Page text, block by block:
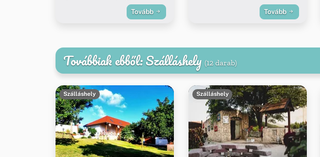
Tovább Tovább
Továbbiak ebből: Szálláshely (12 darab)
Szálláshely Szálláshely